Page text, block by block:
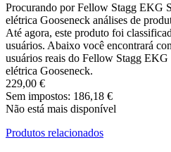
Procurando por Fellow Stagg EKG
elétrica Gooseneck análises de
Até agora, este produto foi
usuários. Abaixo você encontrará
usuários reais do Fellow Stagg
elétrica Gooseneck.
229,00 €
Sem impostos: 186,18 €
Não está mais disponível
Produtos relacionados